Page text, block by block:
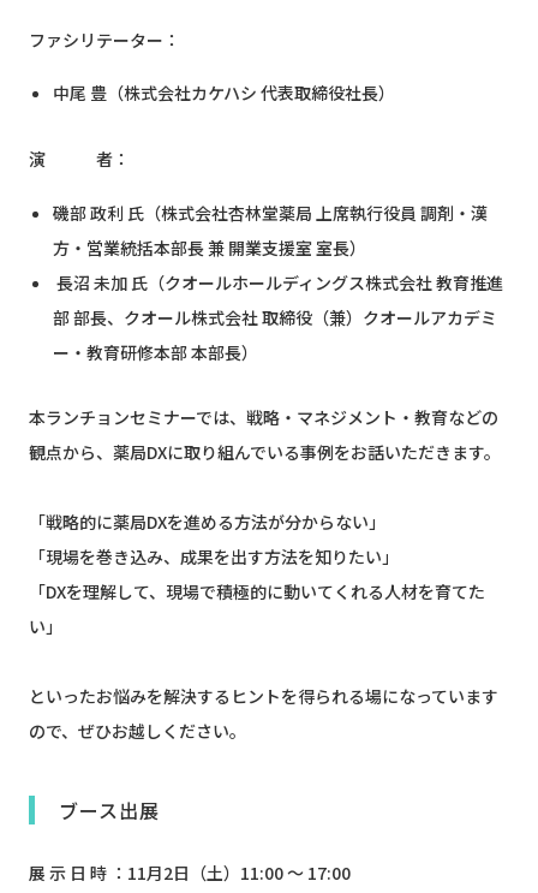
ファシリテーター：
中尾 豊（株式会社カケハシ 代表取締役社長）
演 者：
磯部 政利 氏（株式会社杏林堂薬局 上席執行役員 調剤・漢
方・営業統括本部長 兼 開業支援室 室長）
長沼 未加 氏（クオールホールディングス株式会社 教育推進
部 部長、クオール株式会社 取締役（兼）クオールアカデミ
ー・教育研修本部 本部長）
本ランチョンセミナーでは、戦略・マネジメント・教育などの
観点から、薬局DXに取り組んでいる事例をお話いただきます。
「戦略的に薬局DXを進める方法が分からない」
「現場を巻き込み、成果を出す方法を知りたい」
「DXを理解して、現場で積極的に動いてくれる人材を育てた
い」
といったお悩みを解決するヒントを得られる場になっています
ので、ぜひお越しください。
ブース出展
展 示 日 時 ：11月2日（土）11:00 ～ 17:00